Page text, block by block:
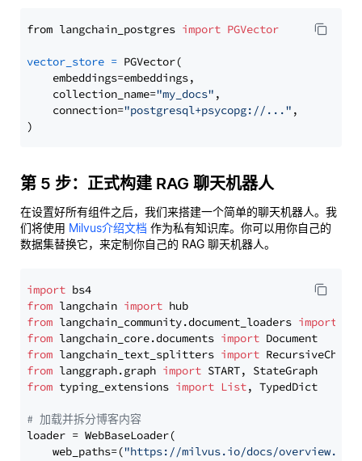
from langchain_postgres import PGVector
vector_store = PGVector(
    embeddings=embeddings,
    collection_name=
"my_docs" ,
    connection=
"postgresql+psycopg://..." ,
第 5 步：正式构建 RAG 聊天机器人
在设置好所有组件之后，我们来搭建一个简单的聊天机器人。我
们将使用 Milvus介绍文档 作为私有知识库。你可以用你自己的
数据集替换它，来定制你自己的 RAG 聊天机器人。
import
from langchain import
from langchain_community.document_loaders import
from langchain_core.documents import
from langchain_text_splitters import
from langgraph.graph import
from typing_extensions import List, TypedDict
# 加载并拆分博客内容
loader = WebBaseLoader(
    web_paths=(
"https://milvus.io/docs/overview.md"